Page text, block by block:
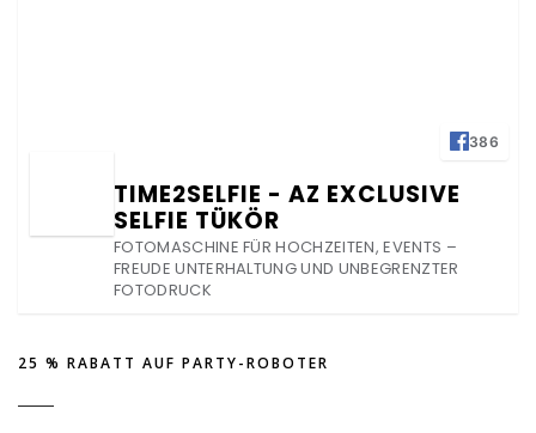
386
TIME2SELFIE - AZ EXCLUSIVE
SELFIE TÜKÖR
FOTOMASCHINE FÜR HOCHZEITEN, EVENTS –
FREUDE UNTERHALTUNG UND UNBEGRENZTER
FOTODRUCK
25 % RABATT AUF PARTY-ROBOTER